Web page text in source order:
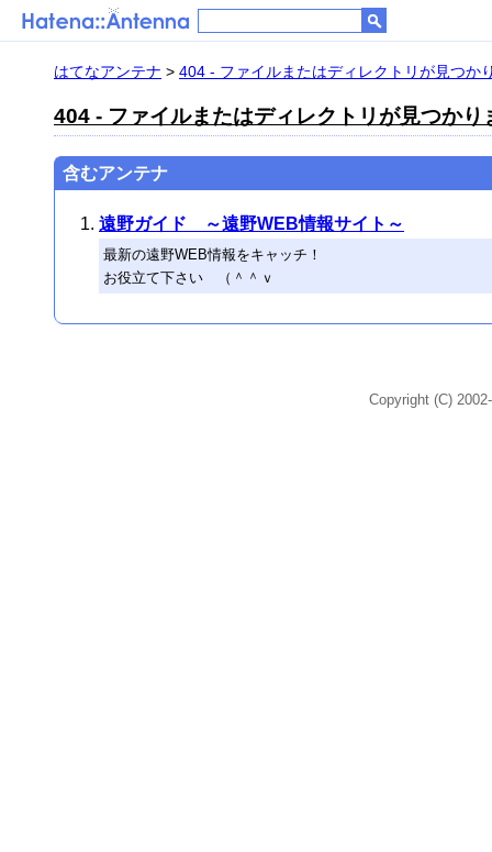
はてなアンテナ > 404 - ファイルまたはディレクトリが見つか
404 - ファイルまたはディレクトリが見つかり
含むアンテナ
遠野ガイド ～遠野WEB情報サイト～
最新の遠野WEB情報をキャッチ！
お役立て下さい （＾＾ｖ
Copyright (C)